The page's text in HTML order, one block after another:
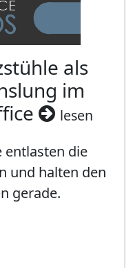
als
im
lesen
entlasten die
und halten den
gerade.